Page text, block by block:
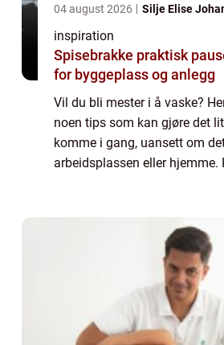
04 august 2026 Silje Elise
inspiration
Spisebrakke praktisk pauserom på hjul
for byggeplass og anlegg
Vil du bli mester i å vaske?
noen tips som kan gjøre det
komme i gang, uansett om
arbeidsplassen eller hjemme.